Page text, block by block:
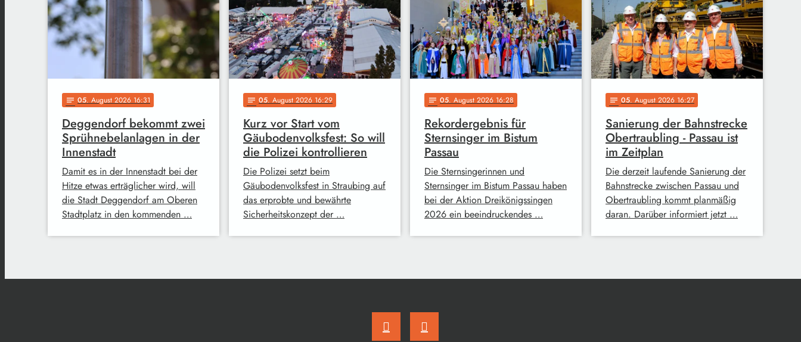
notes 05. August 2026 16:31
Deggendorf bekommt zwei
Sprühnebelanlagen in der
Innenstadt
Damit es in der Innenstadt bei der
Hitze etwas erträglicher wird, will
die Stadt Deggendorf am Oberen
Stadtplatz in den kommenden …
notes 05. August 2026 16:29
Kurz vor Start vom
Gäubodenvolksfest: So will
die Polizei kontrollieren
Die Polizei setzt beim
Gäubodenvolksfest in Straubing auf
das erprobte und bewährte
Sicherheitskonzept der …
notes 05. August 2026 16:28
Rekordergebnis für
Sternsinger im Bistum
Passau
Die Sternsingerinnen und
Sternsinger im Bistum Passau haben
bei der Aktion Dreikönigssingen
2026 ein beeindruckendes …
notes 05. August 2026 16:27
Sanierung der Bahnstrecke
Obertraubling - Passau ist
im Zeitplan
Die derzeit laufende Sanierung der
Bahnstrecke zwischen Passau und
Obertraubling kommt planmäßig
daran. Darüber informiert jetzt …